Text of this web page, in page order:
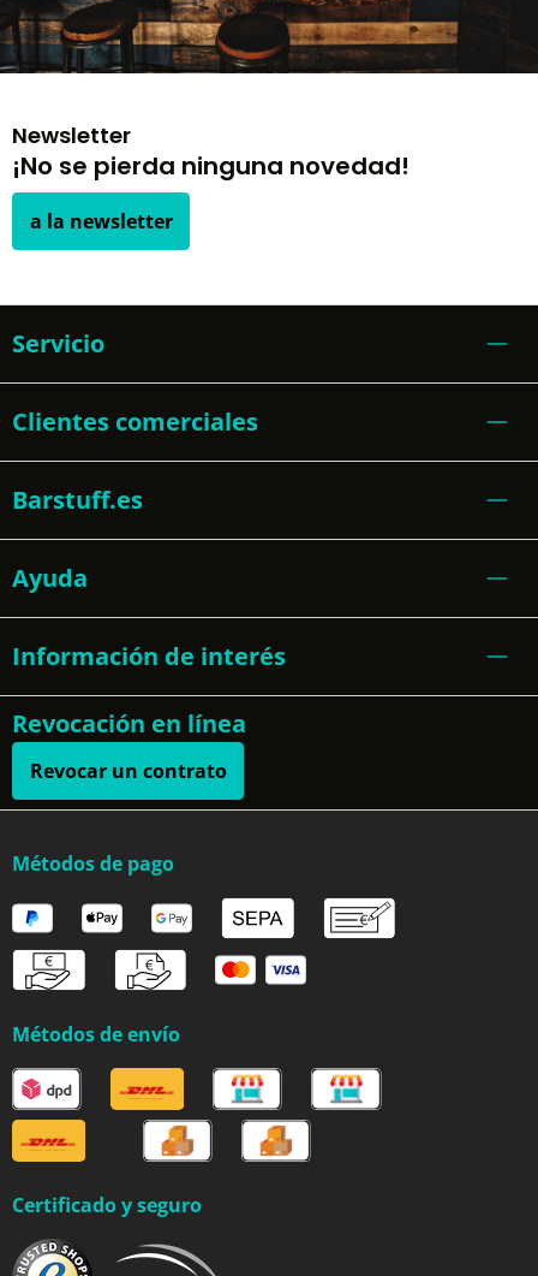
Newsletter
¡No se pierda ninguna novedad!
a la newsletter
Servicio
Clientes comerciales
Barstuff.es
Ayuda
Información de interés
Revocación en línea
Revocar un contrato
Métodos de pago
Métodos de envío
Certificado y seguro